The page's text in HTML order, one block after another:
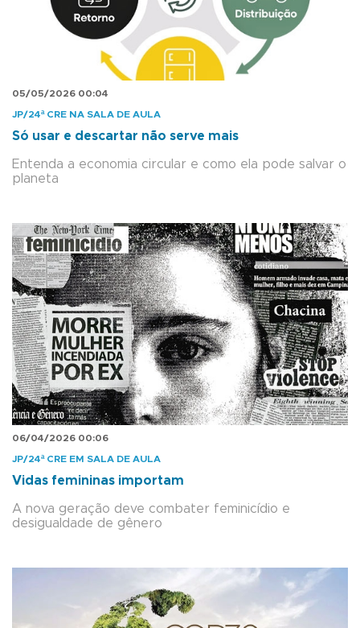
05/05/2026 00:04
JP/24ª CRE NA SALA DE AULA
Só usar e descartar não serve mais
Entenda a economia circular e como ela pode salvar o
planeta
06/04/2026 00:06
JP/24ª CRE EM SALA DE AULA
Vidas femininas importam
A nova geração deve combater feminicídio e
desigualdade de gênero